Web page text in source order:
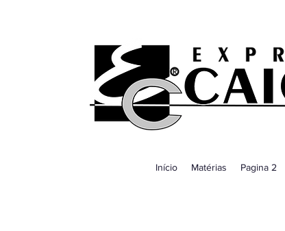
Início Matérias Pagina 2